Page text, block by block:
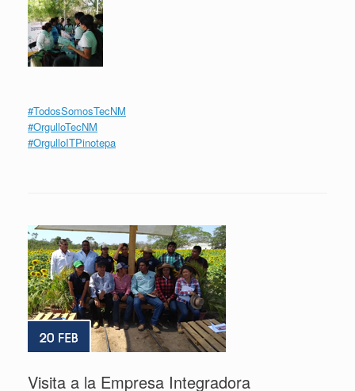
#TodosSomosTecNM
#OrgulloTecNM
#OrgulloITPinotepa
Visita a la Empresa Integradora